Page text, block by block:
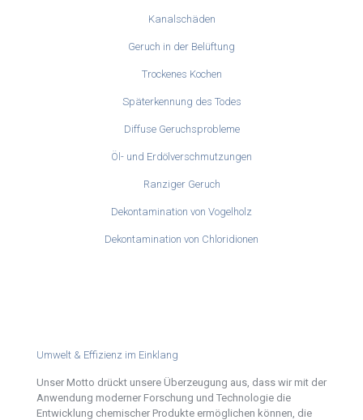
Kanalschäden
Geruch in der Belüftung
Trockenes Kochen
Späterkennung des Todes
Diffuse Geruchsprobleme
Öl- und Erdölverschmutzungen
Ranziger Geruch
Dekontamination von Vogelholz
Dekontamination von Chloridionen
Umwelt & Effizienz im Einklang
Unser Motto drückt unsere Überzeugung aus, dass wir mit der
Anwendung moderner Forschung und Technologie die
Entwicklung chemischer Produkte ermöglichen können, die